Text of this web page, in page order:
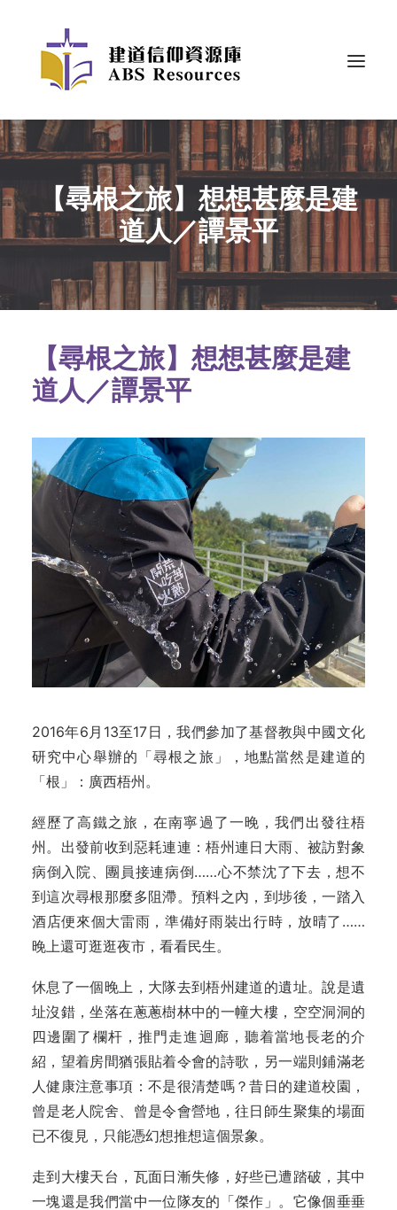
【尋根之旅】想想甚麼是建
道人／譚景平
【尋根之旅】想想甚麼是建
道人／譚景平
2016年6月13至17日，我們參加了基督教與中國文化
研究中心舉辦的「尋根之旅」，地點當然是建道的
「根」：廣西梧州。
經歷了高鐵之旅，在南寧過了一晚，我們出發往梧
州。出發前收到惡耗連連：梧州連日大雨、被訪對象
病倒入院、團員接連病倒……心不禁沈了下去，想不
到這次尋根那麼多阻滯。預料之內，到埗後，一踏入
酒店便來個大雷雨，準備好雨裝出行時，放晴了……
晚上還可逛逛夜市，看看民生。
休息了一個晚上，大隊去到梧州建道的遺址。說是遺
址沒錯，坐落在蔥蔥樹林中的一幢大樓，空空洞洞的
四邊圍了欄杆，推門走進迴廊，聽着當地長老的介
紹，望着房間猶張貼着令會的詩歌，另一端則鋪滿老
人健康注意事項：不是很清楚嗎？昔日的建道校園，
曾是老人院舍、曾是令會營地，往日師生聚集的場面
已不復見，只能憑幻想推想這個景象。
走到大樓天台，瓦面日漸失修，好些已遭踏破，其中
一塊還是我們當中一位隊友的「傑作」。它像個垂垂